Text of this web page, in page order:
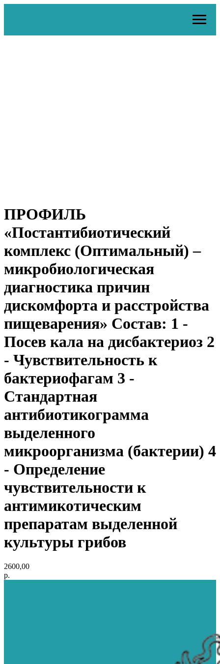
ПРОФИЛЬ
«Постантибиотический
комплекс (Оптимальный) –
микробиологическая
диагностика причин
дискомфорта и расстройства
пищеварения» Состав: 1 -
Посев кала на дисбактериоз 2
- Чувствительность к
бактериофагам 3 -
Стандартная
антибиотикограмма
выделенного
микроорганизма (бактерии) 4
- Определение
чувствительности к
антимикотическим
препаратам выделенной
культуры грибов
2600,00
р.